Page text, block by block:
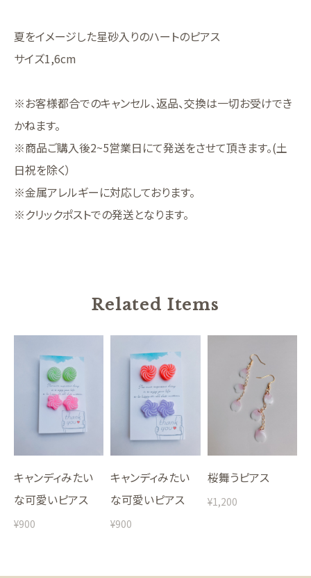
夏をイメージした星砂入りのハートのピアス
サイズ1,6cm
※お客様都合でのキャンセル、返品、交換は一切お受けでき
かねます。
※商品ご購入後2~5営業日にて発送をさせて頂きます。(土
日祝を除く）
※金属アレルギーに対応しております。
※クリックポストでの発送となります。
Related Items
キャンディみたい
な可愛いピアス
¥900
キャンディみたい
な可愛いピアス
¥900
桜舞うピアス
¥1,200